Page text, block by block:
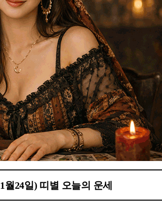
24일) 띠별 오늘의 운세